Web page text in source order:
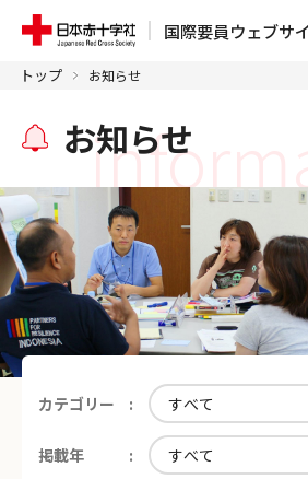
国際要員ウェブサ
トップ お知らせ
お知らせ
カテゴリー
掲載年